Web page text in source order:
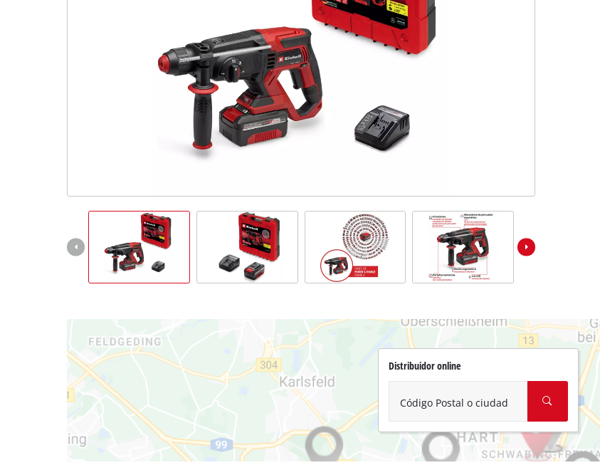
Herramientas de jardín PROFESSIONAL
Todos los productos Power X-Change
Herramientas Power X-Change
Herramientas de jardín Power X-Change
Sierras Ingletadoras
Sierras de Mesa
Sierras de cinta
Compresores
Aspirador de materiales
Aspiradoras para cenizas
Más herramientas de
Hidrolavadoras
Bombas
Bombas
Bombas de
Distribuidor online
Código Postal o ciudad